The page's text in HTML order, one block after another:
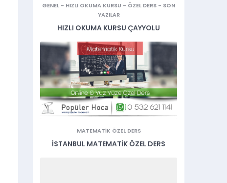
GENEL - HIZLI OKUMA KURSU - ÖZEL DERS - SON
YAZILAR
HIZLI OKUMA KURSU ÇAYYOLU
MATEMATIK ÖZEL DERS
İSTANBUL MATEMATIK ÖZEL DERS